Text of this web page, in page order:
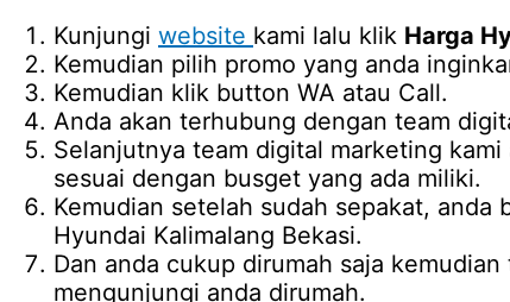
Kunjungi website kami lalu klik Harga
Kemudian pilih promo yang anda
Kemudian klik button WA atau Call.
Anda akan terhubung dengan team
Selanjutnya team digital marketing
sesuai dengan busget yang ada miliki.
Kemudian setelah sudah sepakat,
Hyundai Kalimalang Bekasi.
Dan anda cukup dirumah saja
mengunjungi anda dirumah.